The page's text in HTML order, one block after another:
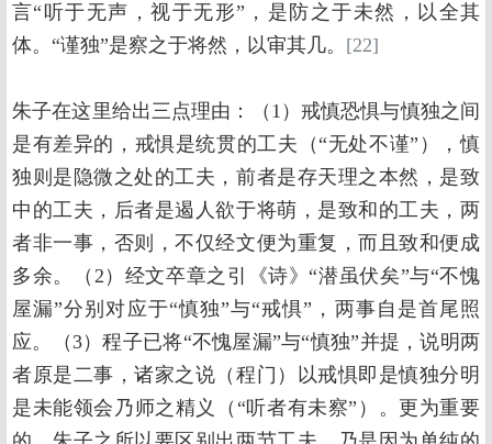
言“听于无声，视于无形”，是防之于未然，以全其
体。“谨独”是察之于将然，以审其几。 [22]
朱子在这里给出三点理由：（1）戒慎恐惧与慎独之间
是有差异的，戒惧是统贯的工夫（“无处不谨”），慎
独则是隐微之处的工夫，前者是存天理之本然，是致
中的工夫，后者是遏人欲于将萌，是致和的工夫，两
者非一事，否则，不仅经文便为重复，而且致和便成
多余。（2）经文卒章之引《诗》“潜虽伏矣”与“不愧
屋漏”分别对应于“慎独”与“戒惧”，两事自是首尾照
应。（3）程子已将“不愧屋漏”与“慎独”并提，说明两
者原是二事，诸家之说（程门）以戒惧即是慎独分明
是未能领会乃师之精义（“听者有未察”）。更为重要